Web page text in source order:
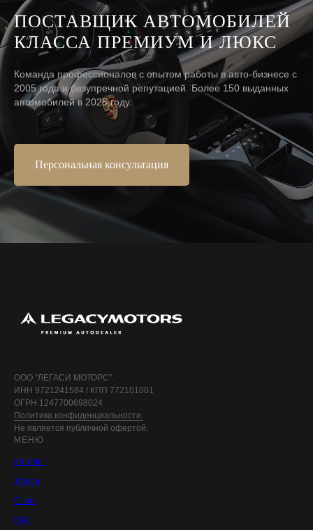
ПОСТАВЩИК АВТОМОБИЛЕЙ
КЛАССА ПРЕМИУМ И ЛЮКС
Команда профессионалов с опытом работы в авто-бизнесе с
2005 года и безупречной репутацией. Более 150 выданных
автомобилей в 2025 году.
Персональная консультация
ООО "ЛЕГАСИ МОТОРС".
ИНН 9721241584 / КПП 772101001
ОГРН 1247700698024
Политика конфиденциальности.
Не является публичной офертой.
МЕНЮ
Каталог
Услуги
О нас
FAQ